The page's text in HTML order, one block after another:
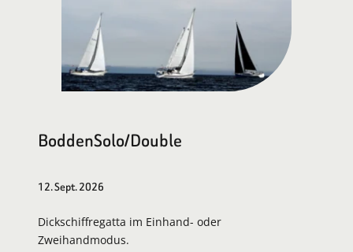
BoddenSolo/Double
12. Sept. 2026
Dickschiffregatta im Einhand- oder
Zweihandmodus.